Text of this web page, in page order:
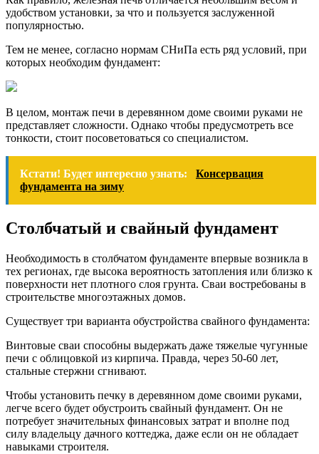
удобством установки, за что и пользуется заслуженной
популярностью.
Тем не менее, согласно нормам СНиПа есть ряд условий, при
которых необходим фундамент:
В целом, монтаж печи в деревянном доме своими руками не
представляет сложности. Однако чтобы предусмотреть все
тонкости, стоит посоветоваться со специалистом.
Кстати! Будет интересно узнать:
Консервация
фундамента на зиму
Столбчатый и свайный фундамент
Необходимость в столбчатом фундаменте впервые возникла в
тех регионах, где высока вероятность затопления или близко к
поверхности нет плотного слоя грунта. Сваи востребованы в
строительстве многоэтажных домов.
Существует три варианта обустройства свайного фундамента:
Винтовые сваи способны выдержать даже тяжелые чугунные
печи с облицовкой из кирпича. Правда, через 50-60 лет,
стальные стержни сгнивают.
Чтобы установить печку в деревянном доме своими руками,
легче всего будет обустроить свайный фундамент. Он не
потребует значительных финансовых затрат и вполне под
силу владельцу дачного коттеджа, даже если он не обладает
навыками строителя.